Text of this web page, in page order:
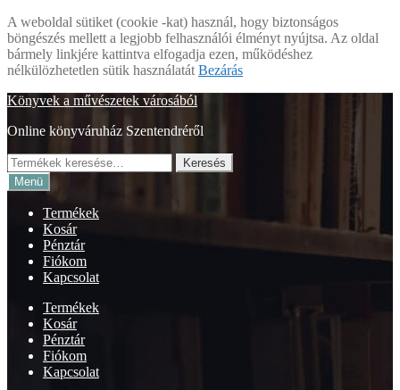
A weboldal sütiket (cookie -kat) használ, hogy biztonságos
böngészés mellett a legjobb felhasználói élményt nyújtsa. Az oldal
bármely linkjére kattintva elfogadja ezen, működéshez
nélkülözhetetlen sütik használatát Bezárás
Ugrás
navigációhoz
Kilépés
tartalomba
Könyvek a művészetek városából
Online könyváruház Szentendréről
Keresés
a
következőre:
Keresés
Menü
Termékek
Kosár
Pénztár
Fiókom
Kapcsolat
Termékek
Kosár
Pénztár
Fiókom
Kapcsolat